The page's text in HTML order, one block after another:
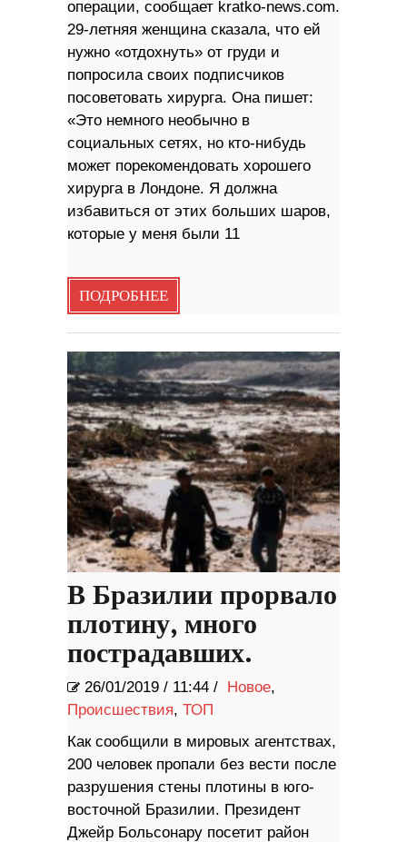
операции, сообщает kratko-news.com.
29-летняя женщина сказала, что ей
нужно «отдохнуть» от груди и
попросила своих подписчиков
посоветовать хирурга. Она пишет:
«Это немного необычно в
социальных сетях, но кто-нибудь
может порекомендовать хорошего
хирурга в Лондоне. Я должна
избавиться от этих больших шаров,
которые у меня были 11
ПОДРОБНЕЕ
В Бразилии прорвало
плотину, много
пострадавших.
26/01/2019 / 11:44 / Новое,
Происшествия, ТОП
Как сообщили в мировых агентствах,
200 человек пропали без вести после
разрушения стены плотины в юго-
восточной Бразилии. Президент
Джейр Больсонару посетит район